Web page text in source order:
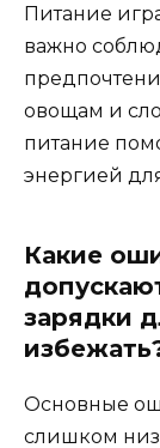
Питание
важно
овощам и
питание
энергией
Какие
зарядки
Основные
слишком